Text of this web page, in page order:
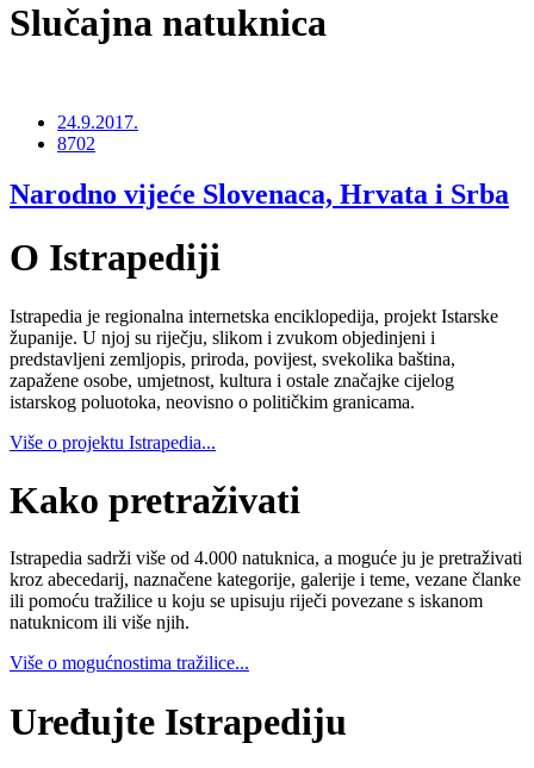
Slučajna natuknica
24.9.2017.
8702
Narodno vijeće Slovenaca, Hrvata i Srba
O Istrapediji
Istrapedia je regionalna internetska enciklopedija, projekt Istarske
županije. U njoj su riječju, slikom i zvukom objedinjeni i
predstavljeni zemljopis, priroda, povijest, svekolika baština,
zapažene osobe, umjetnost, kultura i ostale značajke cijelog
istarskog poluotoka, neovisno o političkim granicama.
Više o projektu Istrapedia...
Kako pretraživati
Istrapedia sadrži više od 4.000 natuknica, a moguće ju je pretraživati
kroz abecedarij, naznačene kategorije, galerije i teme, vezane članke
ili pomoću tražilice u koju se upisuju riječi povezane s iskanom
natuknicom ili više njih.
Više o mogućnostima tražilice...
Uređujte Istrapediju